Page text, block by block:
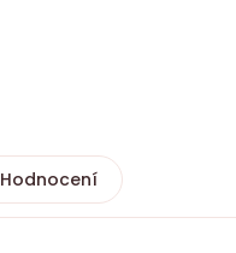
Hodnocení